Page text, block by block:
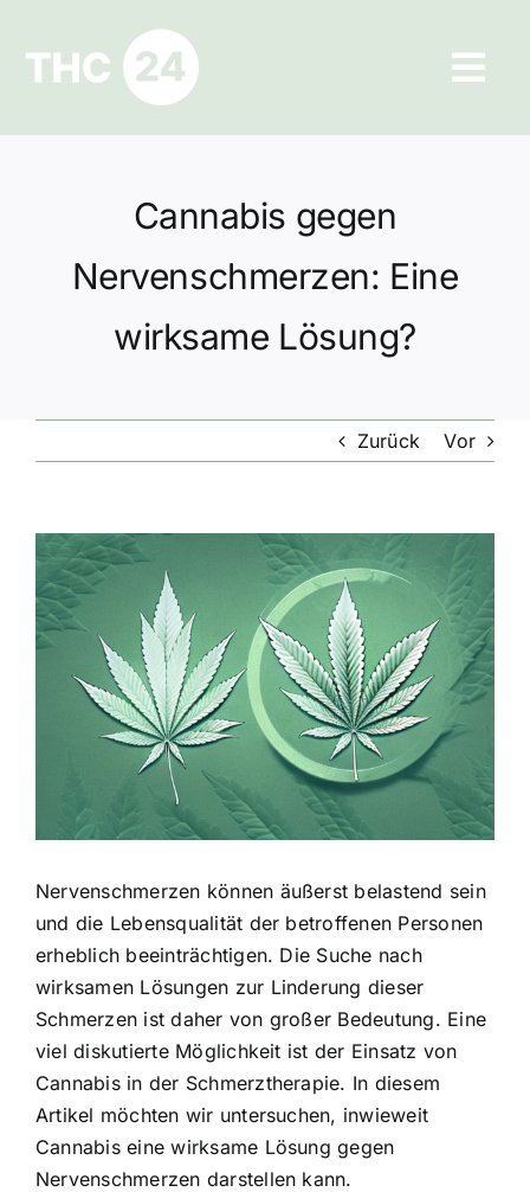
springen
Ratgeber
Hilfe und Kontakt
Datenschutz
Cannabis gegen
Nervenschmerzen: Eine
wirksame Lösung?
Zurück Vor
Zeige
grösseres
Bild
Nervenschmerzen können äußerst belastend sein
und die Lebensqualität der betroffenen Personen
erheblich beeinträchtigen. Die Suche nach
wirksamen Lösungen zur Linderung dieser
Schmerzen ist daher von großer Bedeutung. Eine
viel diskutierte Möglichkeit ist der Einsatz von
Cannabis in der Schmerztherapie. In diesem
Artikel möchten wir untersuchen, inwieweit
Cannabis eine wirksame Lösung gegen
Nervenschmerzen darstellen kann.